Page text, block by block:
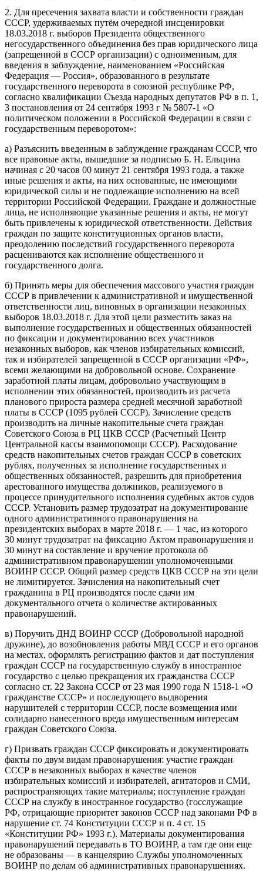
2. Для пресечения захвата власти и собственности граждан
СССР, удерживаемых путём очередной инсценировки
18.03.2018 г. выборов Президента общественного
негосударственного объединения без прав юридического лица
(запрещенной в СССР организации) с одноименным, для
введения в заблуждение, наименованием «Российская
Федерация — Россия», образованного в результате
государственного переворота в союзной республике РФ,
согласно квалификации Съезда народных депутатов РФ в п. 1,
3 постановления от 24 сентября 1993 г № 5807-1 «О
политическом положении в Российской Федерации в связи с
государственным переворотом»:
а) Разъяснить введенным в заблуждение гражданам СССР, что
все правовые акты, вышедшие за подписью Б. Н. Ельцина
начиная с 20 часов 00 минут 21 сентября 1993 года, а также
иные решения и акты, на них основанные, не имеющими
юридической силы и не подлежащие исполнению на всей
территории Российской Федерации. Граждане и должностные
лица, не исполняющие указанные решения и акты, не могут
быть привлечены к юридической ответственности. Действия
граждан по защите конституционных органов власти,
преодолению последствий государственного переворота
расцениваются как исполнение общественного и
государственного долга.
б) Принять меры для обеспечения массового участия граждан
СССР в привлечении к административной и имущественной
ответственности лиц, виновных в организации незаконных
выборов 18.03.2018 г. Для этой цели разместить заказ на
выполнение государственных и общественных обязанностей
по фиксации и документированию всех участников
незаконных выборов, как членов избирательных комиссий,
так и избирателей запрещенной в СССР организации «РФ»,
всеми желающими на добровольной основе. Сохранение
заработной платы лицам, добровольно участвующим в
исполнении этих обязанностей, производить из расчета
планового прироста размера средней месячной заработной
платы в СССР (1095 рублей СССР). Зачисление средств
производить на личные накопительные счета граждан
Советского Союза в РЦ ЦКВ СССР (Расчетный Центр
Центральной кассы взаимопомощи СССР). Расходование
средств накопительных счетов граждан СССР в советских
рублях, полученных за исполнение государственных и
общественных обязанностей, разрешить для приобретения
арестованного имущества должников, реализуемого в
процессе принудительного исполнения судебных актов судов
СССР. Установить размер трудозатрат на документирование
одного административного правонарушения на
президентских выборах в марте 2018 г. — 1 час, из которого
30 минут трудозатрат на фиксацию Актом правонарушения и
30 минут на составление и вручение протокола об
административном правонарушении уполномоченными
ВОИНР СССР. Общий размер средств ЦКВ СССР на эти цели
не лимитируется. Зачисления на накопительный счет
гражданина в РЦ производятся после сдачи им
документального отчета о количестве актированных
правонарушений.
в) Поручить ДНД ВОИНР СССР (Добровольной народной
дружине), до возобновления работы МВД СССР и его органов
на местах, оформлять регистрацию фактов и дат поступления
граждан СССР на государственную службу в иностранное
государство с целью прекращения их гражданства СССР
согласно ст. 22 Закона СССР от 23 мая 1990 года N 1518-1 «О
гражданстве СССР» и последующего выдворения
нарушителей с территории СССР, после возмещения ими
солидарно нанесенного вреда имущественным интересам
граждан Советского Союза.
г) Призвать граждан СССР фиксировать и документировать
факты по двум видам правонарушения: участие граждан
СССР в незаконных выборах в качестве членов
избирательных комиссий и избирателей, агитаторов и СМИ,
распространяющих такие материалы; поступление граждан
СССР на службу в иностранное государство (госслужащие
РФ, отрицающие приоритет законов СССР над законами РФ в
нарушение ст. 74 Конституции СССР и п. 4 ст. 15
«Конституции РФ» 1993 г.). Материалы документирования
правонарушений передавать в ТО ВОИНР, а там где они еще
не образованы — в канцелярию Службы уполномоченных
ВОИНР по делам об административных правонарушениях.